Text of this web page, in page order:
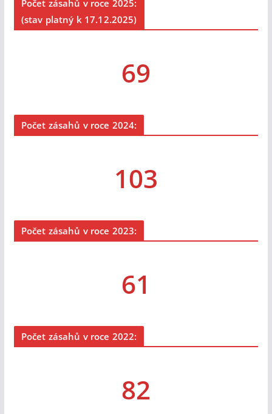
Počet zásahů v roce 2025:
(stav platný k 17.12.2025)
69
Počet zásahů v roce 2024:
103
Počet zásahů v roce 2023:
61
Počet zásahů v roce 2022:
82